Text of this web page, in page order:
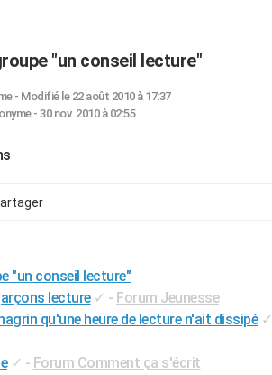
"un conseil lecture"
- Modifié le 22 août 2010 à 17:37
- 30 nov. 2010 à 02:55
"un conseil lecture"
lecture ✓ - Forum Jeunesse
qu'une heure de lecture n'ait dissipé ✓
✓ - Forum Comment ça s'écrit